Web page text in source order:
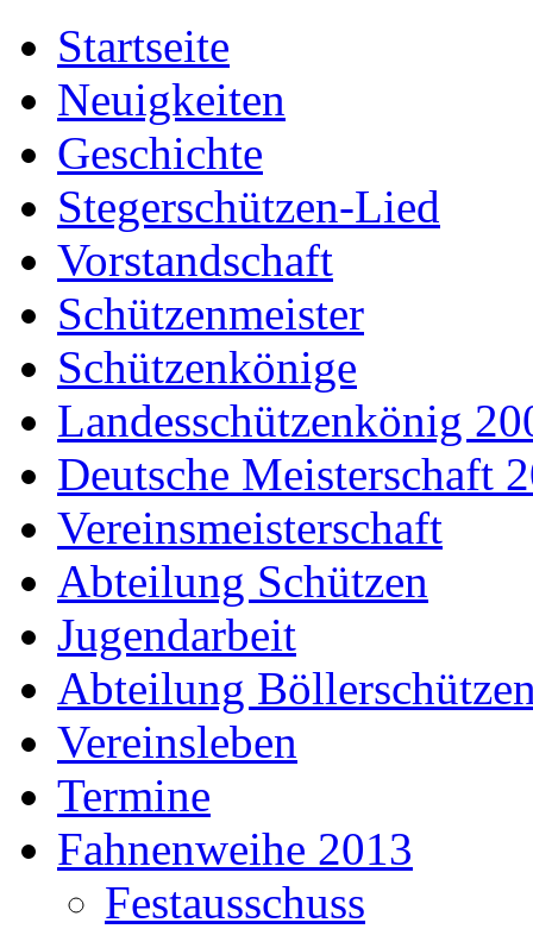
Startseite
Neuigkeiten
Geschichte
Stegerschützen-Lied
Vorstandschaft
Schützenmeister
Schützenkönige
Landesschützenkönig
Deutsche Meisterschaft
Vereinsmeisterschaft
Abteilung Schützen
Jugendarbeit
Abteilung
Vereinsleben
Termine
Fahnenweihe 2013
Festausschuss